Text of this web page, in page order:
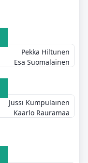
Pekka Hiltunen
Esa Suomalainen
Jussi Kumpulainen
Kaarlo Rauramaa